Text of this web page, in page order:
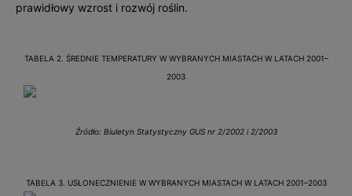
prawidłowy wzrost i rozwój roślin.
TABELA 2. ŚREDNIE TEMPERATURY W WYBRANYCH MIASTACH W LATACH 2001–
2003
Źródło: Biuletyn Statystyczny GUS nr 2/2002 i 2/2003
TABELA 3. USŁONECZNIENIE W WYBRANYCH MIASTACH W LATACH 2001–2003